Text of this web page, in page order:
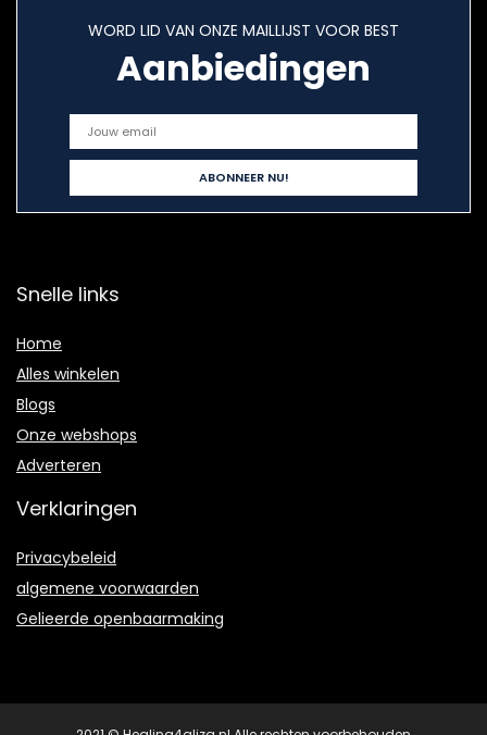
WORD LID VAN ONZE MAILLIJST VOOR BEST
Aanbiedingen
Snelle links
Home
Alles winkelen
Blogs
Onze webshops
Adverteren
Verklaringen
Privacybeleid
algemene voorwaarden
Gelieerde openbaarmaking